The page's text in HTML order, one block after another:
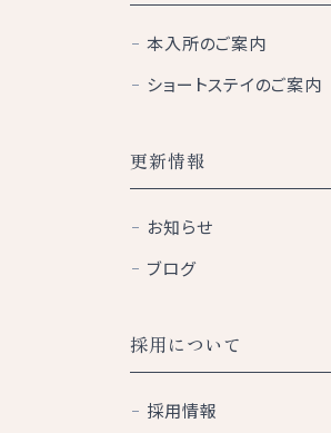
本入所のご案内
ショートステイのご案内
更新情報
お知らせ
ブログ
採用について
採用情報